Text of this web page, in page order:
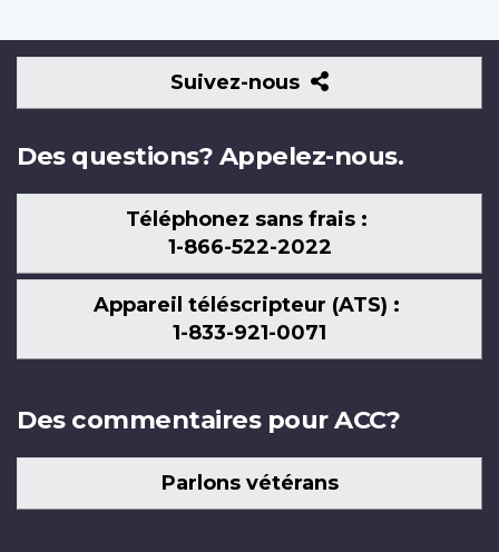
Suivez-nous
Suivez-
nous
Des questions? Appelez-nous.
Téléphonez sans frais :
1-866-522-2022
Appareil téléscripteur (ATS) :
1-833-921-0071
Des commentaires pour ACC?
Parlons vétérans